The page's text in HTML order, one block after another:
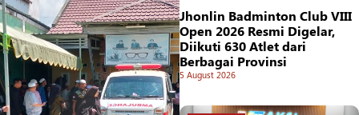
Jhonlin Badminton Club VIII
Open 2026 Resmi Digelar,
Diikuti 630 Atlet dari
Berbagai Provinsi
5 August 2026